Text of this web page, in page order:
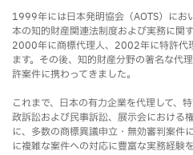
1999年には日本発明協会（AOTS）にお
本の知的財産関連法制度および実務に関
2000年に商標代理人、2002年に特許代
ます。その後、知的財産分野の著名な代
許案件に携わってきました。
これまで、日本の有力企業を代理して、
政訴訟および民事訴訟、展示会における
に、多数の商標異議申立・無効審判案件
に複雑な案件への対応に豊富な実務経験を